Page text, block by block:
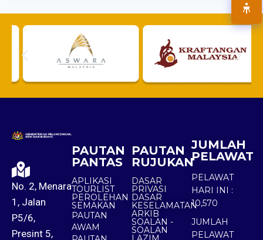
No. 2, Menara
1, Jalan
P5/6,
Presint 5,
PAUTAN
PANTAS
APLIKASI
TOURLIST
PEROLEHAN
SEMAKAN
PAUTAN
AWAM
PAUTAN
RUJUKAN
DASAR
PRIVASI
DASAR
KESELAMATAN
ARKIB
SOALAN -
SOALAN
JUMLAH
PELAWAT
PELAWAT
HARI INI :
10,570
JUMLAH
PELAWAT